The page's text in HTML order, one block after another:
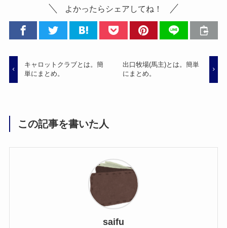
よかったらシェアしてね！
キャロットクラブとは。簡
単にまとめ。
出口牧場(馬主)とは。簡単
にまとめ。
この記事を書いた人
saifu